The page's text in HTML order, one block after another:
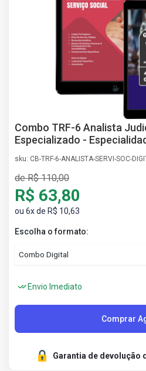
Combo TRF-6 Analista
Especializado -
sku: CB-TRF-6-ANALISTA-SERVI-SOC-
de R$ 110,00
R$ 63,80
ou 6x de R$ 10,63
Escolha o formato:
Envio Imediato
Comprar
Garantia de devolução